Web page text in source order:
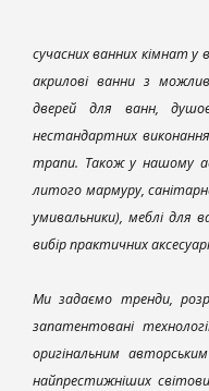
сучасних ванних кімнат у
акрилові ванни з
дверей для ванн,
нестандартних
трапи. Також у нашому
литого мармуру,
умивальники), меблі для
вибір практичних
Ми задаємо тренди,
запатентовані
оригінальним
найпрестижніших